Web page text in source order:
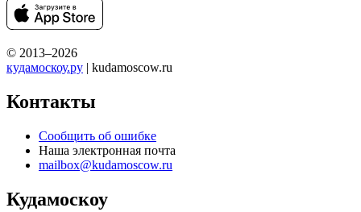
© 2013–2026
кудамоскоу.ру | kudamoscow.ru
Контакты
Сообщить об ошибке
Наша электронная почта
mailbox@kudamoscow.ru
Кудамоскоу